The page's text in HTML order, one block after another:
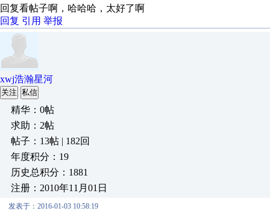
回复看帖子啊，哈哈哈，太好了啊
回复 引用 举报
xwj浩瀚星河
关注 私信
精华：0帖
求助：2帖
帖子：13帖 | 182回
年度积分：19
历史总积分：1881
注册：2010年11月01日
发表于：2016-01-03 10:58:19